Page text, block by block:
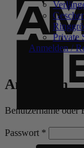
Private
Anmelden /
Anmelden
Benutzername
Passwort *